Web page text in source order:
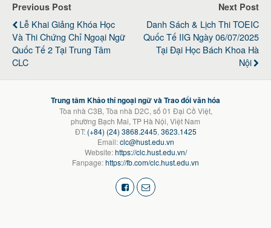
Previous Post
Lễ Khai Giảng Khóa Học
Và Thi Chứng Chỉ Ngoại Ngữ
Quốc Tế 2 Tại Trung Tâm
CLC
Next Post
Danh Sách & Lịch Thi TOEIC
Quốc Tế IIG Ngày 06/07/2025
Tại Đại Học Bách Khoa Hà
Nội
Trung tâm Khảo thí ngoại ngữ và Trao đổi văn hóa
Tòa nhà C3B, Tòa nhà D2C, số 01 Đại Cồ Việt,
phường Bạch Mai, TP Hà Nội, Việt Nam
ĐT: (+84) (24) 3868.2445, 3623.1425
Email:clc@hust.edu.vn
Website:https://clc.hust.edu.vn/
Fanpage:https://fb.com/clc.hust.edu.vn